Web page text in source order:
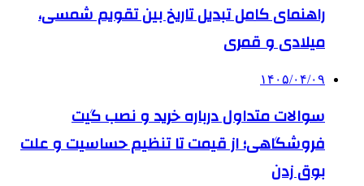
راهنمای کامل تبدیل تاریخ بین تقویم شمسی،
میلادی و قمری
۱۴۰۵/۰۴/۰۹
سوالات متداول درباره خرید و نصب گیت
فروشگاهی؛ از قیمت تا تنظیم حساسیت و علت
بوق زدن